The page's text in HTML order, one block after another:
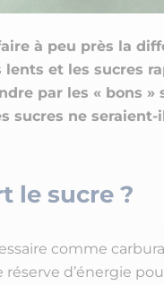
à peu près la
lents et les sucres
par les « bons »
sucres ne
le sucre ?
comme
réserve d’énergie